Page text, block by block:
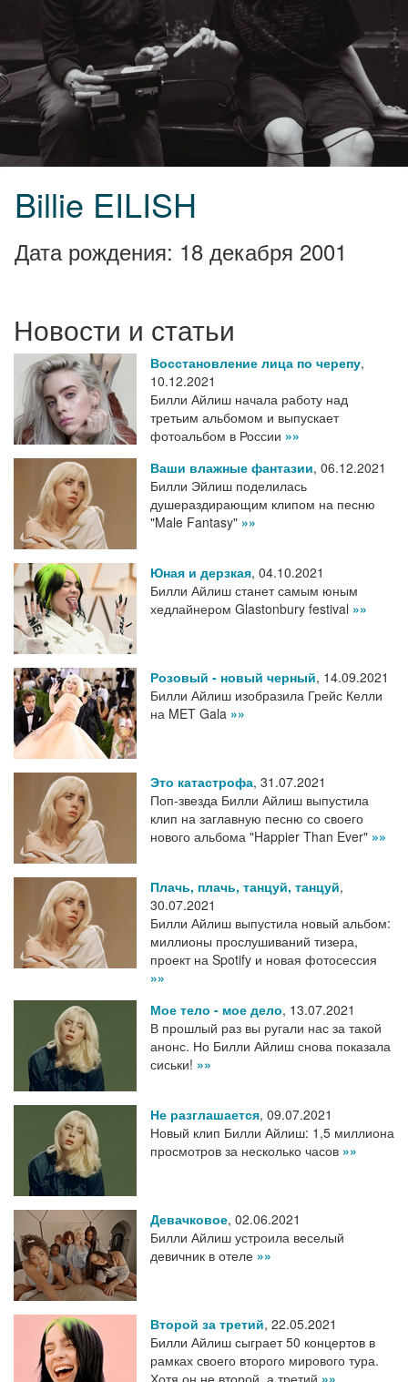
Billie EILISH
Дата рождения: 18 декабря 2001
Новости и статьи
Восстановление лица по черепу,
10.12.2021
Билли Айлиш начала работу над
третьим альбомом и выпускает
фотоальбом в России »»
Ваши влажные фантазии, 06.12.2021
Билли Эйлиш поделилась
душераздирающим клипом на песню
"Male Fantasy" »»
Юная и дерзкая, 04.10.2021
Билли Айлиш станет самым юным
хедлайнером Glastonbury festival »»
Розовый - новый черный, 14.09.2021
Билли Айлиш изобразила Грейс Келли
на MET Gala »»
Это катастрофа, 31.07.2021
Поп-звезда Билли Айлиш выпустила
клип на заглавную песню со своего
нового альбома "Happier Than Ever" »»
Плачь, плачь, танцуй, танцуй,
30.07.2021
Билли Айлиш выпустила новый альбом:
миллионы прослушиваний тизера,
проект на Spotify и новая фотосессия
»»
Мое тело - мое дело, 13.07.2021
В прошлый раз вы ругали нас за такой
анонс. Но Билли Айлиш снова показала
сиськи! »»
Не разглашается, 09.07.2021
Новый клип Билли Айлиш: 1,5 миллиона
просмотров за несколько часов »»
Девачковое, 02.06.2021
Билли Айлиш устроила веселый
девичник в отеле »»
Второй за третий, 22.05.2021
Билли Айлиш сыграет 50 концертов в
рамках своего второго мирового тура.